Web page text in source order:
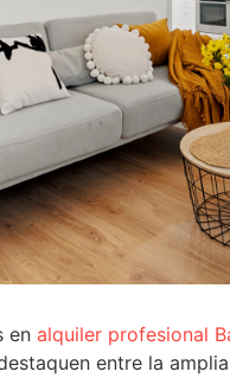
en alquiler profesional
entre la